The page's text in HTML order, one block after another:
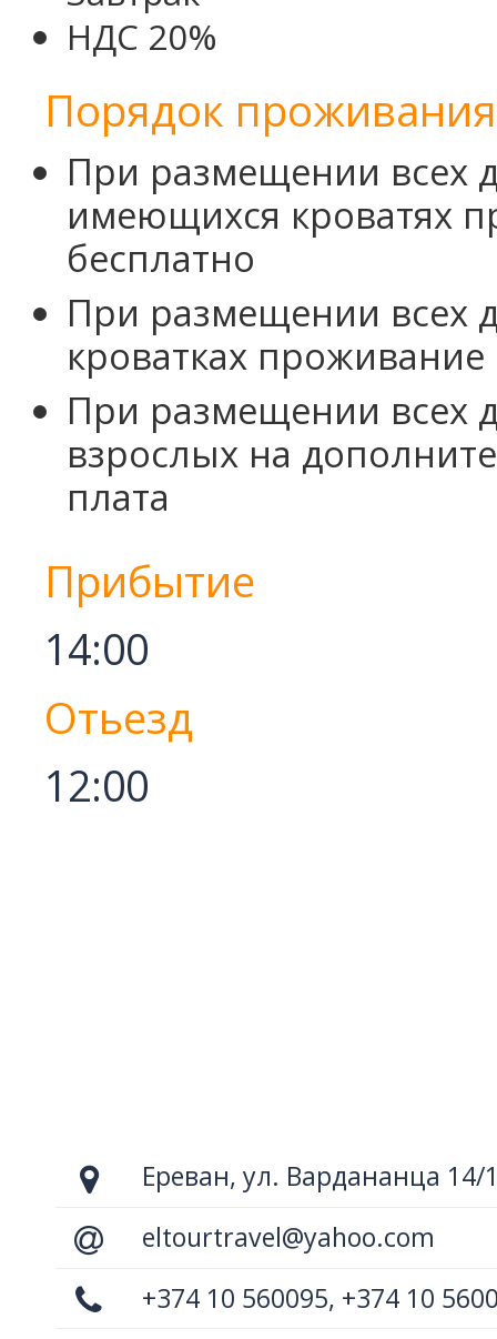
НДС 20%
Порядок
При размещении всех
имеющихся кроватях
бесплатно
При размещении всех
кроватках
При размещении всех
взрослых на
плата
Прибытие
14:00
Отьезд
12:00
Ереван, ул. Вардананца 14/
eltourtravel@yahoo.com
+374 10 560095, +374 10